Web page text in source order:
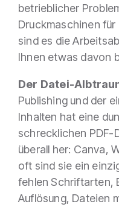
betrieblicher
Druckmaschinen
sind es die
Ihnen etwas davon
Der Datei-
Publishing und der
Inhalten hat eine
schrecklichen PDF-
überall her: Canva,
oft sind sie ein
fehlen Schriftarten,
Auflösung, Dateien